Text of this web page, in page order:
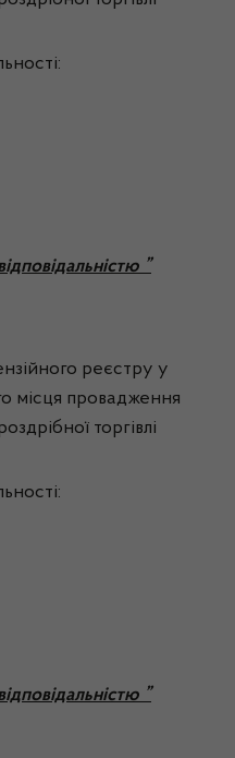
”
реєстру у
місця провадження
торгівлі
”